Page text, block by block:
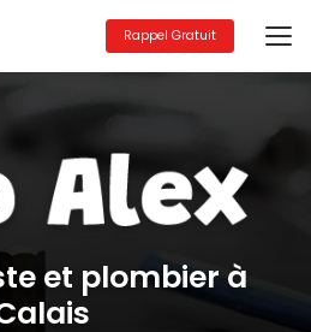
Rappel Gratuit
et plombier à